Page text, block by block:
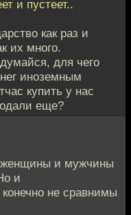
и пустеет..
как раз и
их много.
для чего
иноземным
купить у нас
еще?
женщины и мужчины
и
не сравнимы